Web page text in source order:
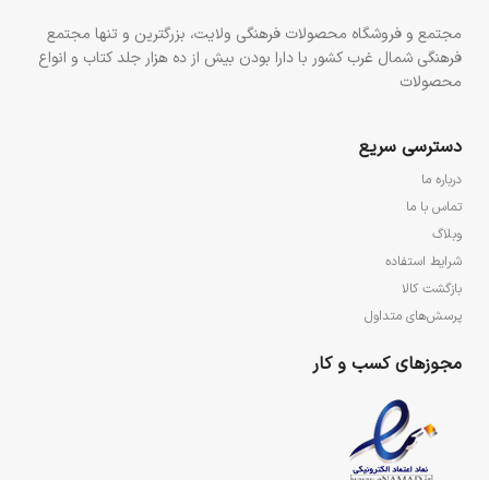
مجتمع و فروشگاه محصولات فرهنگی ولایت، بزرگترین و تنها مجتمع
فرهنگی شمال غرب کشور با دارا بودن بیش از ده هزار جلد کتاب و انواع
محصولات
دسترسی سریع
درباره ما
تماس با ما
وبلاگ
شرایط استفاده
بازگشت کالا
پرسش‌های متداول
مجوزهای کسب و کار